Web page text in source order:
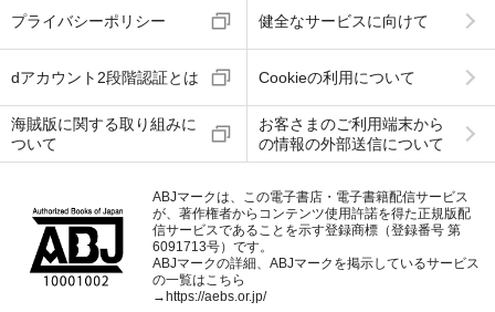
プライバシーポリシー 健全なサービスに向けて
dアカウント2段階認証とは Cookieの利用について
海賊版に関する取り組みに
ついて
お客さまのご利用端末から
の情報の外部送信について
ABJマークは、この電子書店・電子書籍配信サービス
が、著作権者からコンテンツ使用許諾を得た正規版配
信サービスであることを示す登録商標（登録番号 第
6091713号）です。
ABJマークの詳細、ABJマークを掲示しているサービス
の一覧はこちら
→ https://aebs.or.jp/